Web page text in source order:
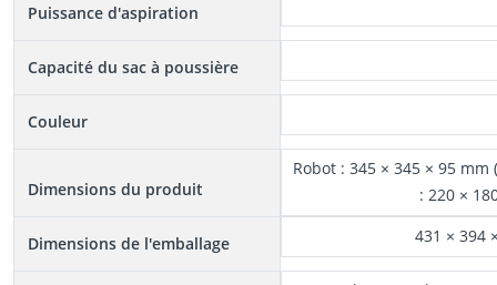
Puissance d'aspiration
Capacité du sac à poussière
Couleur
Dimensions du produit
Robot : 345 × 345 × 95
: 220 ×
Dimensions de l'emballage 431 × 394